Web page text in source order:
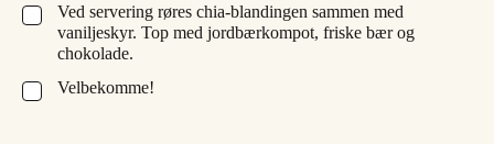
▢
Ved servering røres chia-blandingen sammen med
vaniljeskyr. Top med jordbærkompot, friske bær og
chokolade.
▢
Velbekomme!